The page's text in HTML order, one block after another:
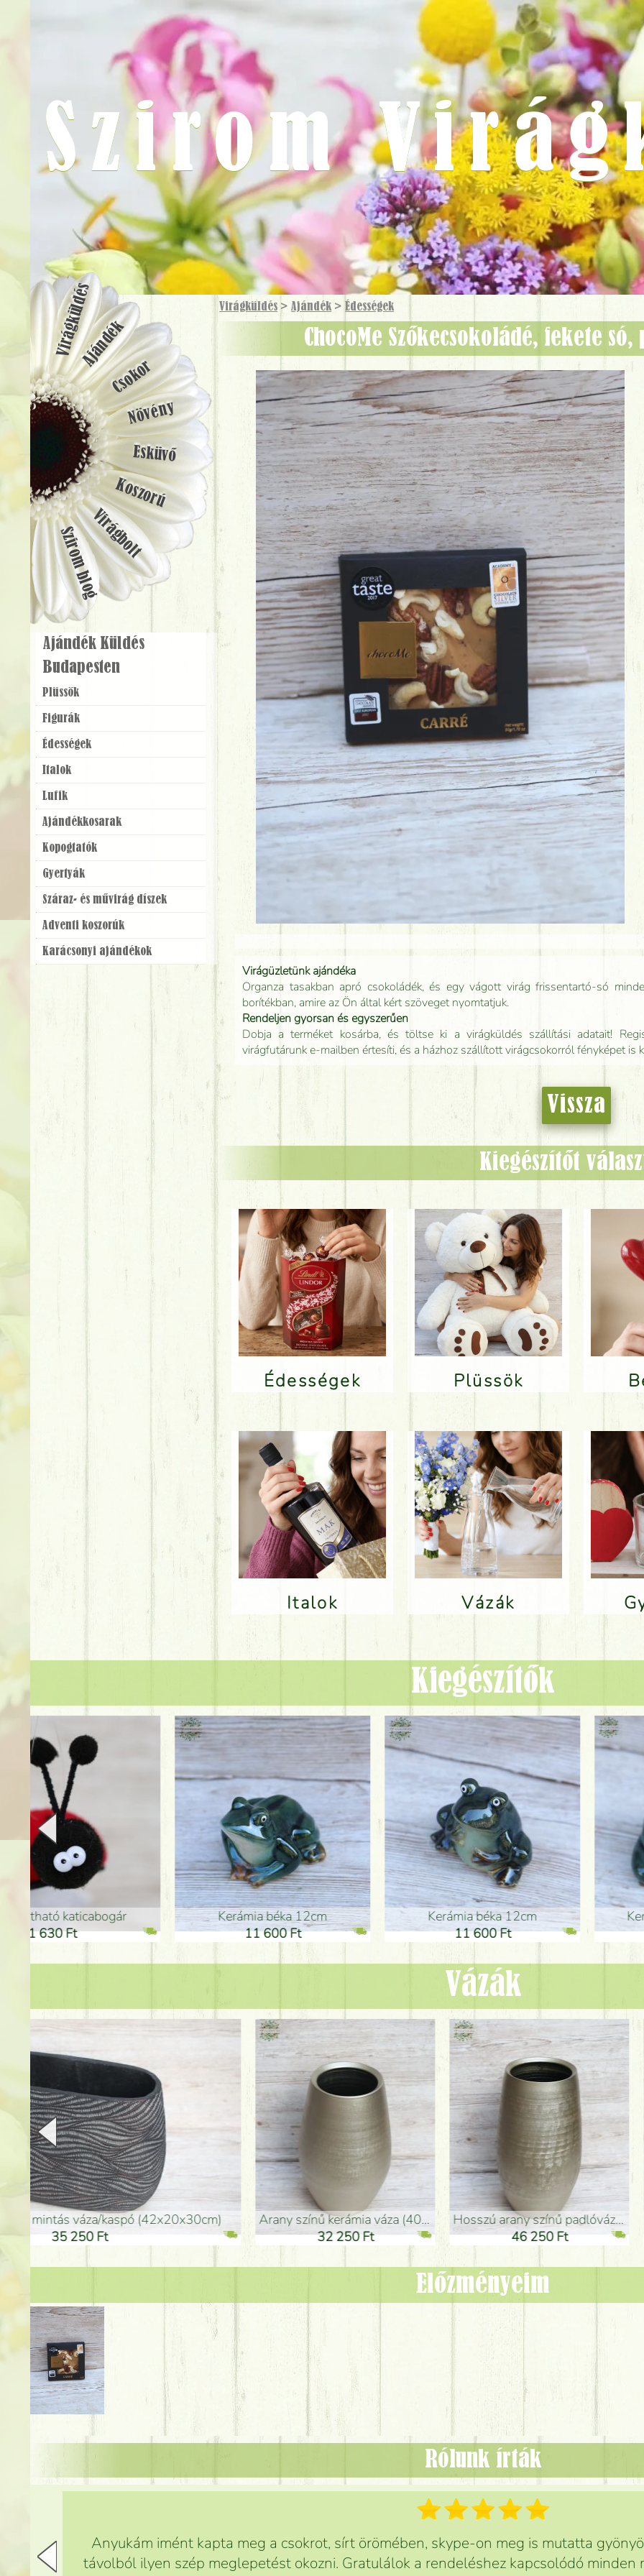
Virágküldés >Ajándék > Édességek
ChocoMe Szőkecsokoládé, fekete
Virágüzletünk ajándéka
Organza tasakban apró csokoládék, és egy vágott virág frissentartó-só
borítékban, amire az Ön által kért szöveget nyomtatjuk.
Rendeljen gyorsan és egyszerűen
Dobja a terméket kosárba, és töltse ki a virágküldés szállítási adatait!
virágfutárunk e-mailben értesíti, és a házhoz szállított virágcsokorról fényképet is
Vissza
Kiegészítőt
Édességek Plüssök
Italok Vázák
Szirom
VirágküldésAjándék
Csokor
Növény
Esküvő
Koszorú
Virágbolt
Szirom blog
Ajándék Küldés
Budapesten
Plüssök
Figurák
Édességek
Italok
Lufik
Ajándék­kosarak
Kopogtatók
Gyertyák
Száraz- és művirág díszek
Adventi koszorúk
Karácsonyi ajándékok
Kiegészítők
Kerámia béka 12cm
11 600 Ft
Kerámia béka 12cm
11 600 Ft
Kerámia béka 12cm
11 600 Ft
Vázák
arany színű kerámia váza (40x26cm)
32 250 Ft
hosszú arany színű padlóváza (50x29cm)
46 250 Ft
fekete design váza (15x20cm)
11 250 Ft
Előzményeim
Rólunk írták
Anyukám imént kapta meg a csokrot, sírt örömében, skype-on meg is mutatta
távolból ilyen szép meglepetést okozni. Gratulálok a rendeléshez kapcsolódó minden